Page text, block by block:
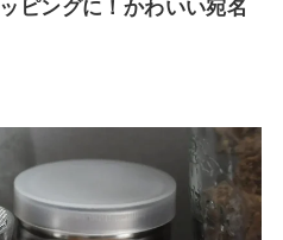
ピングに！かわいい宛名